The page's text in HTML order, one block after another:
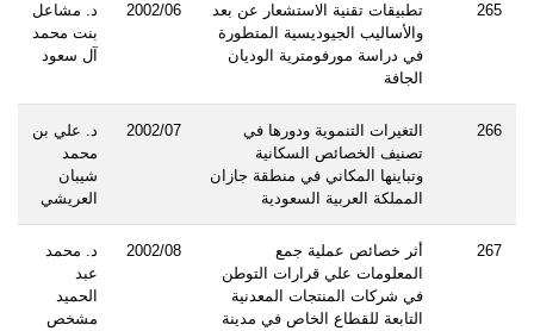
265
تطبيقات تقنية الاستشعار عن بعد
والأساليب الجيوديسية المتطورة
في دراسة مورفومترية الوديان
الجافة
2002/06
د. مشاعل
بنت محمد
آل سعود
266
التغيرات التنموية ودورها في
تصنيف الخصائص السكانية
وتباينها المكاني في منطقة جازان
المملكة العربية السعودية
2002/07
د. علي بن
محمد
شيبان
العريشي
267
أثر خصائص عملية جمع
المعلومات علي قرارات التوطن
في شركات المنتجات المعدنية
التابعة للقطاع الخاص في مدينة
2002/08
د. محمد
عبد
الحميد
مشخص